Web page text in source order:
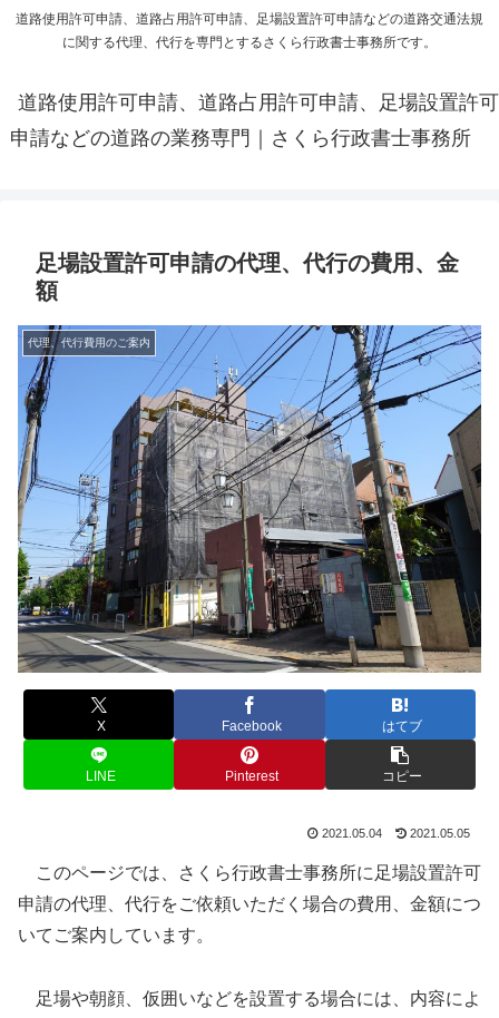
道路使用許可申請、道路占用許可申請、足場設置許可申請などの道路交通法規
に関する代理、代行を専門とするさくら行政書士事務所です。
道路使用許可申請、道路占用許可申請、足場設置許可
申請などの道路の業務専門｜さくら行政書士事務所
足場設置許可申請の代理、代行の費用、金
額
代理、代行費用のご案内
X Facebook はてブ
LINE Pinterest コピー
2021.05.04 2021.05.05
このページでは、さくら行政書士事務所に足場設置許可
申請の代理、代行をご依頼いただく場合の費用、金額につ
いてご案内しています。
足場や朝顔、仮囲いなどを設置する場合には、内容によ